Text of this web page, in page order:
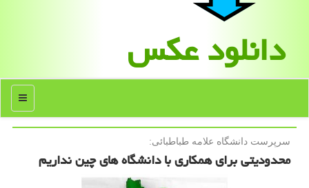
دانلود عكس
منو
سرپرست دانشگاه علامه طباطبائی:
محدودیتی برای همکاری با دانشگاه های چین نداریم